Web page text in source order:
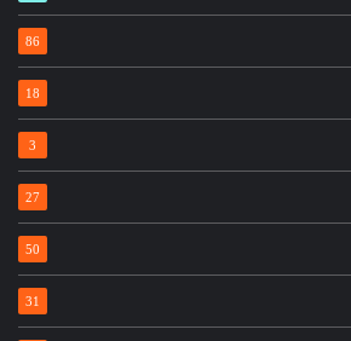
86
18
3
27
50
31